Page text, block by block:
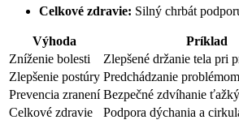
Celkové zdravie: Silný chrbát
Výhoda
Príklad
Zníženie bolesti
Zlepšené držanie tela pri
Zlepšenie postúry Predchádzanie
Prevencia zranení Bezpečné zdvíhanie
Celkové zdravie
Podpora dýchania a